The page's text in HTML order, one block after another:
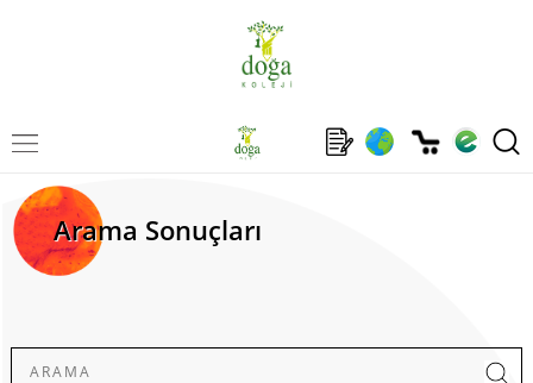
Arama Sonuçları